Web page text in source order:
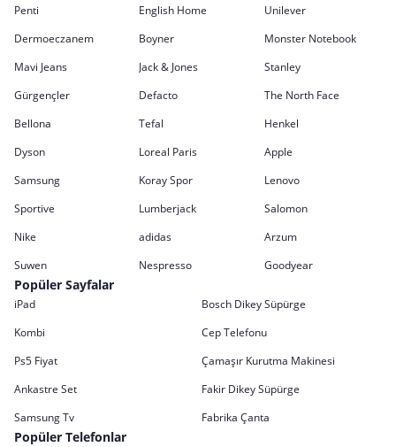
Penti English Home
Unilever
Dermoeczanem
Boyner
Monster Notebook
Mavi Jeans
Jack & Jones
Stanley
Gürgençler
Defacto
The North Face
Bellona
Tefal
Henkel
Dyson
Loreal Paris
Apple
Samsung
Koray Spor
Lenovo
Sportive
Lumberjack
Salomon
Nike
adidas
Arzum
Suwen
Nespresso Goodyear
Popüler Sayfalar
iPad
Bosch Dikey Süpürge
Kombi
Cep Telefonu
Ps5 Fiyat
Çamaşır Kurutma Makinesi
Ankastre Set
Fakir Dikey Süpürge
Samsung Tv
Fabrika Çanta
Popüler Telefonlar